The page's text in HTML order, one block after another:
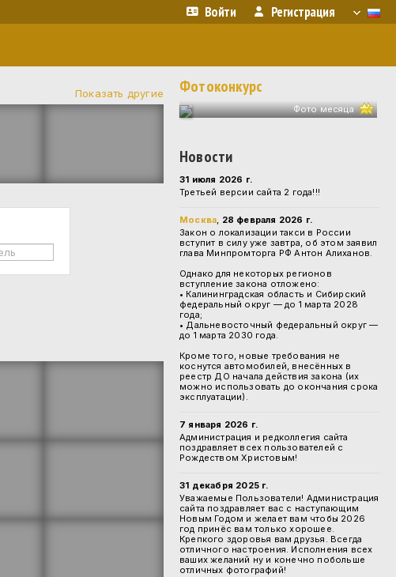
Войти Регистрация
Показать другие Фотоконкурс
Фото месяца
Новости
31 июля 2026 г.
Третьей версии сайта 2 года!!!
Москва, 28 февраля 2026 г.
Закон о локализации такси в России
вступит в силу уже завтра, об этом заявил
глава Минпромторга РФ Антон Алиханов.
Однако для некоторых регионов
вступление закона отложено:
• Калининградская область и Сибирский
федеральный округ — до 1 марта 2028
года;
• Дальневосточный федеральный округ —
до 1 марта 2030 года.
Кроме того, новые требования не
коснутся автомобилей, внесённых в
реестр ДО начала действия закона (их
можно использовать до окончания срока
эксплуатации).
7 января 2026 г.
Администрация и редколлегия сайта
поздравляет всех пользователей с
Рождеством Христовым!
31 декабря 2025 г.
Уважаемые Пользователи! Администрация
сайта поздравляет вас с наступающим
Новым Годом и желает вам чтобы 2026
год принёс вам только хорошее.
Крепкого здоровья вам друзья. Всегда
отличного настроения. Исполнения всех
ваших желаний ну и конечно побольше
отличных фотографий!